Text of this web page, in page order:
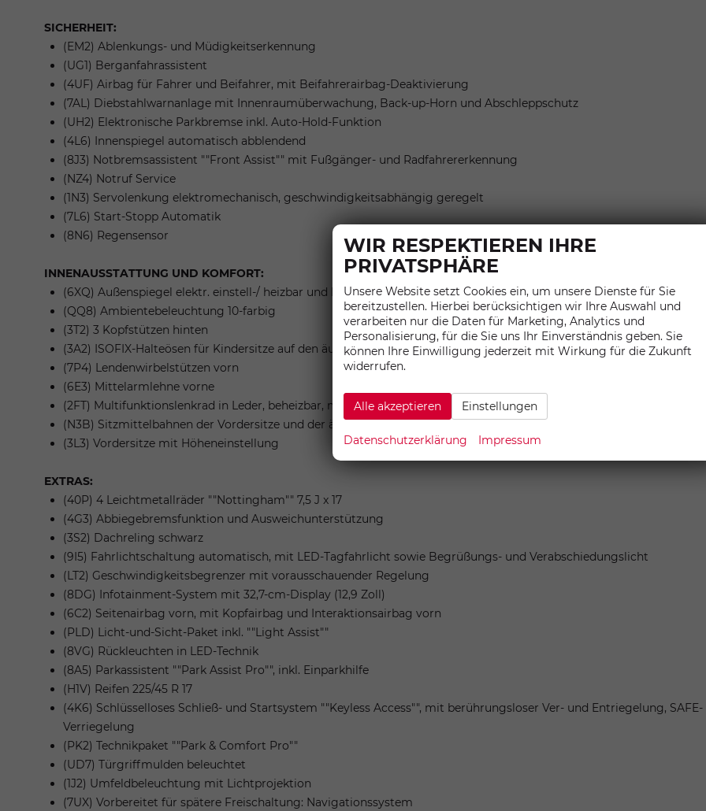
SICHERHEIT:
(EM2) Ablenkungs- und Müdigkeitserkennung
(UG1) Berganfahrassistent
(4UF) Airbag für Fahrer und Beifahrer, mit Beifahrerairbag-Deaktivierung
(7AL) Diebstahlwarnanlage mit Innenraumüberwachung, Back-up-Horn und Abschleppschutz
(UH2) Elektronische Parkbremse inkl. Auto-Hold-Funktion
(4L6) Innenspiegel automatisch abblendend
(8J3) Notbremsassistent ""Front Assist"" mit Fußgänger- und Radfahrererkennung
(NZ4) Notruf Service
(1N3) Servolenkung elektromechanisch, geschwindigkeitsabhängig geregelt
(7L6) Start-Stopp Automatik
(8N6) Regensensor
INNENAUSSTATTUNG UND KOMFORT:
(6XQ) Außenspiegel elektr. einstell-/ heizbar und heranklappbar
(QQ8) Ambientebeleuchtung 10-farbig
(3T2) 3 Kopfstützen hinten
(3A2) ISOFIX-Halteösen für Kindersitze auf den äußeren Rücksitzen sowie auf dem Beifahrersitz, i-Size-kompatibel
(7P4) Lendenwirbelstützen vorn
(6E3) Mittelarmlehne vorne
(2FT) Multifunktionslenkrad in Leder, beheizbar, mit Schaltwippen
(N3B) Sitzmittelbahnen der Vordersitze und der äußeren Rücksitzplätze in Stoff ""Life""
(3L3) Vordersitze mit Höheneinstellung
EXTRAS:
(40P) 4 Leichtmetallräder ""Nottingham"" 7,5 J x 17
(4G3) Abbiegebremsfunktion und Ausweichunterstützung
(3S2) Dachreling schwarz
(9I5) Fahrlichtschaltung automatisch, mit LED-Tagfahrlicht sowie Begrüßungs- und Verabschiedungslicht
(LT2) Geschwindigkeitsbegrenzer mit vorausschauender Regelung
(8DG) Infotainment-System mit 32,7-cm-Display (12,9 Zoll)
(6C2) Seitenairbag vorn, mit Kopfairbag und Interaktionsairbag vorn
(PLD) Licht-und-Sicht-Paket inkl. ""Light Assist""
(8VG) Rückleuchten in LED-Technik
(8A5) Parkassistent ""Park Assist Pro"", inkl. Einparkhilfe
(H1V) Reifen 225/45 R 17
(4K6) Schlüsselloses Schließ- und Startsystem ""Keyless Access"", mit berührungsloser Ver- und Entriegelung, SAFE-
Verriegelung
(PK2) Technikpaket ""Park & Comfort Pro""
(UD7) Türgriffmulden beleuchtet
(1J2) Umfeldbeleuchtung mit Lichtprojektion
(7UX) Vorbereitet für spätere Freischaltung: Navigationssystem
WIR RESPEKTIEREN IHRE
PRIVATSPHÄRE
Unsere Website setzt Cookies ein, um unsere Dienste für Sie
bereitzustellen. Hierbei berücksichtigen wir Ihre Auswahl und
verarbeiten nur die Daten für Marketing, Analytics und
Personalisierung, für die Sie uns Ihr Einverständnis geben. Sie
können Ihre Einwilligung jederzeit mit Wirkung für die Zukunft
widerrufen.
Alle akzeptieren Einstellungen
Datenschutzerklärung Impressum